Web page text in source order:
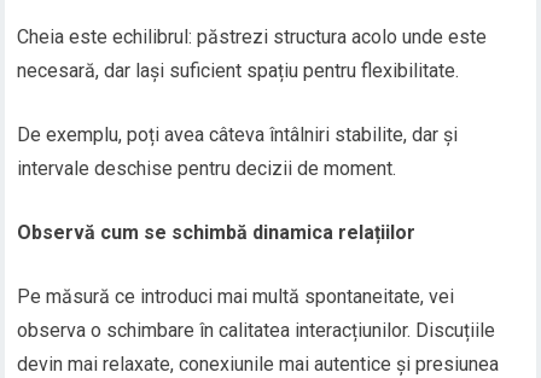
Cheia este echilibrul: păstrezi structura acolo unde este
necesară, dar lași suficient spațiu pentru flexibilitate.
De exemplu, poți avea câteva întâlniri stabilite, dar și
intervale deschise pentru decizii de moment.
Observă cum se schimbă dinamica relațiilor
Pe măsură ce introduci mai multă spontaneitate, vei
observa o schimbare în calitatea interacțiunilor. Discuțiile
devin mai relaxate, conexiunile mai autentice și presiunea